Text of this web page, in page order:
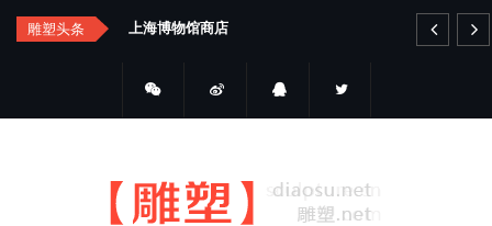
Skip
雕塑头条 上海博物馆商店